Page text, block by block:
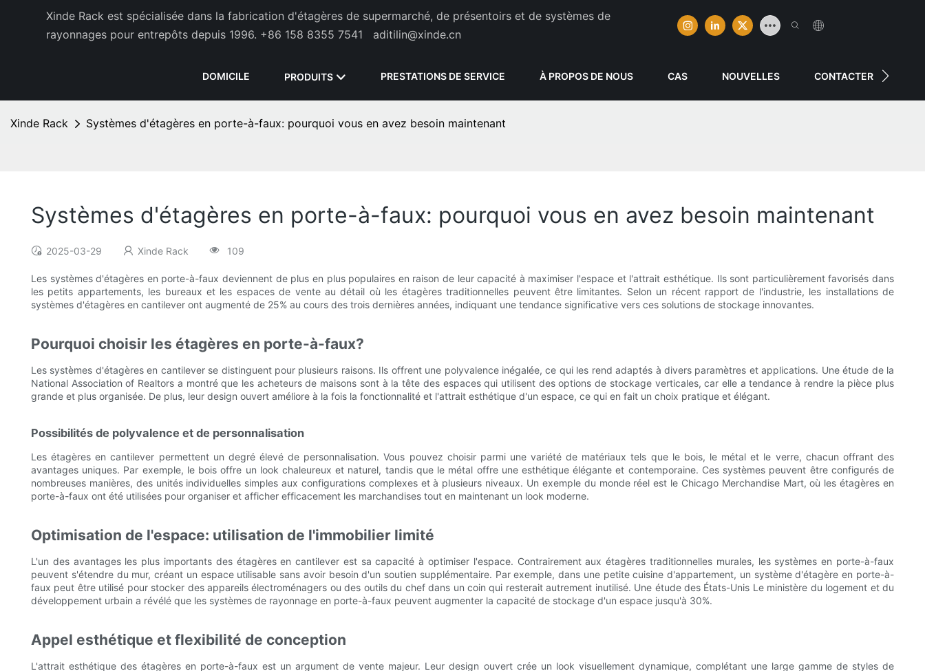
Xinde Rack est spécialisée dans la fabrication d'étagères de supermarché, de présentoirs et de systèmes de
rayonnages pour entrepôts depuis 1996. +86 158 8355 7541 aditilin@xinde.cn
DOMICILE PRODUITS PRESTATIONS DE SERVICE À PROPOS DE NOUS CAS NOUVELLES CONTACTER
Xinde Rack Systèmes d'étagères en porte-à-faux: pourquoi vous en avez besoin maintenant
Systèmes d'étagères en porte-à-faux: pourquoi vous en avez besoin maintenant
2025-03-29 Xinde Rack 109
Les systèmes d'étagères en porte-à-faux deviennent de plus en plus populaires en raison de leur capacité à maximiser l'espace et l'attrait esthétique. Ils sont particulièrement favorisés dans
les petits appartements, les bureaux et les espaces de vente au détail où les étagères traditionnelles peuvent être limitantes. Selon un récent rapport de l'industrie, les installations de
systèmes d'étagères en cantilever ont augmenté de 25% au cours des trois dernières années, indiquant une tendance significative vers ces solutions de stockage innovantes.
Pourquoi choisir les étagères en porte-à-faux?
Les systèmes d'étagères en cantilever se distinguent pour plusieurs raisons. Ils offrent une polyvalence inégalée, ce qui les rend adaptés à divers paramètres et applications. Une étude de la
National Association of Realtors a montré que les acheteurs de maisons sont à la tête des espaces qui utilisent des options de stockage verticales, car elle a tendance à rendre la pièce plus
grande et plus organisée. De plus, leur design ouvert améliore à la fois la fonctionnalité et l'attrait esthétique d'un espace, ce qui en fait un choix pratique et élégant.
Possibilités de polyvalence et de personnalisation
Les étagères en cantilever permettent un degré élevé de personnalisation. Vous pouvez choisir parmi une variété de matériaux tels que le bois, le métal et le verre, chacun offrant des
avantages uniques. Par exemple, le bois offre un look chaleureux et naturel, tandis que le métal offre une esthétique élégante et contemporaine. Ces systèmes peuvent être configurés de
nombreuses manières, des unités individuelles simples aux configurations complexes et à plusieurs niveaux. Un exemple du monde réel est le Chicago Merchandise Mart, où les étagères en
porte-à-faux ont été utilisées pour organiser et afficher efficacement les marchandises tout en maintenant un look moderne.
Optimisation de l'espace: utilisation de l'immobilier limité
L'un des avantages les plus importants des étagères en cantilever est sa capacité à optimiser l'espace. Contrairement aux étagères traditionnelles murales, les systèmes en porte-à-faux
peuvent s'étendre du mur, créant un espace utilisable sans avoir besoin d'un soutien supplémentaire. Par exemple, dans une petite cuisine d'appartement, un système d'étagère en porte-à-
faux peut être utilisé pour stocker des appareils électroménagers ou des outils du chef dans un coin qui resterait autrement inutilisé. Une étude des États-Unis Le ministère du logement et du
développement urbain a révélé que les systèmes de rayonnage en porte-à-faux peuvent augmenter la capacité de stockage d'un espace jusqu'à 30%.
Appel esthétique et flexibilité de conception
L'attrait esthétique des étagères en porte-à-faux est un argument de vente majeur. Leur design ouvert crée un look visuellement dynamique, complétant une large gamme de styles de